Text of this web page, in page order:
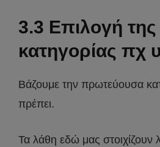
3.3 Επιλογή
κατηγορίας πχ
Βάζουμε την πρωτεύουσα
πρέπει.
Τα λάθη εδώ μας στοιχίζουν